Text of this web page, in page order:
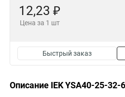
12,23 ₽
Цена за 1 шт
Быстрый заказ
Описание IEK YSA40-25-32-